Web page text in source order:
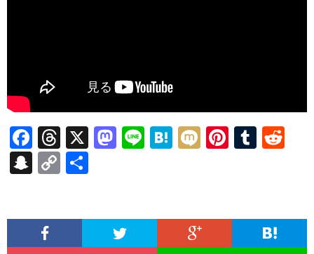
F
ac
e
o
T
hr
ea
X
M
o
Li H
a
M Pi
t
T
r
t
S
pc
C